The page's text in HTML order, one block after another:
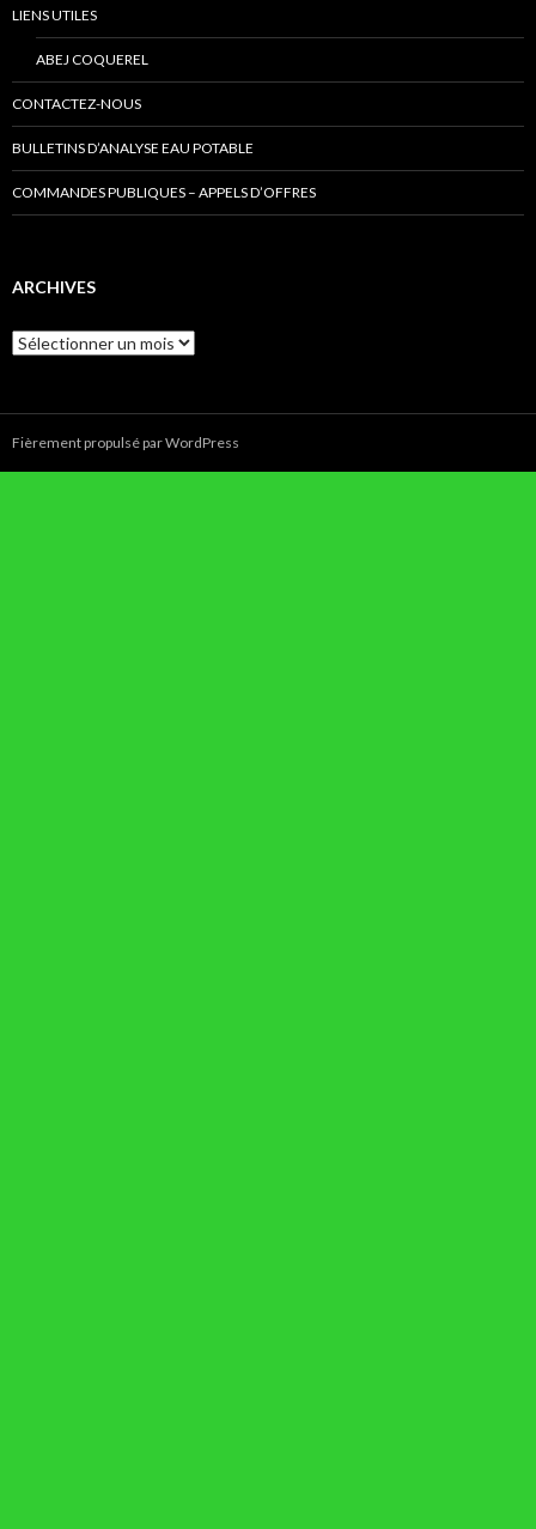
LIENS UTILES
ABEJ COQUEREL
CONTACTEZ-NOUS
BULLETINS D’ANALYSE EAU POTABLE
COMMANDES PUBLIQUES – APPELS D’OFFRES
ARCHIVES
Archives
Fièrement propulsé par WordPress